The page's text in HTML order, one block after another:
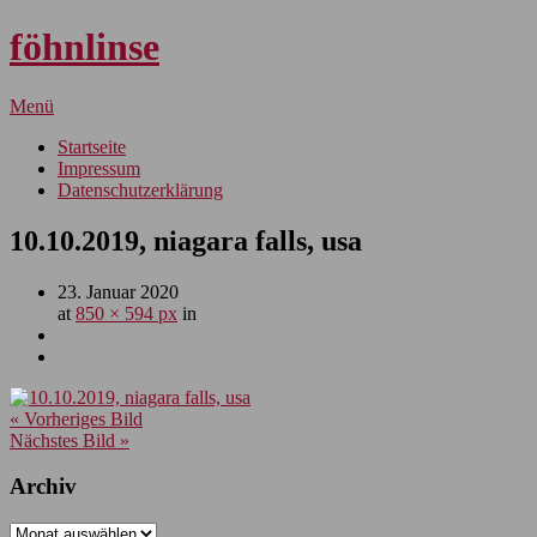
föhnlinse
Menü
Startseite
Impressum
Datenschutzerklärung
10.10.2019, niagara falls, usa
23. Januar 2020
at 850 × 594 px in
« Vorheriges Bild
Nächstes Bild »
Archiv
Archiv